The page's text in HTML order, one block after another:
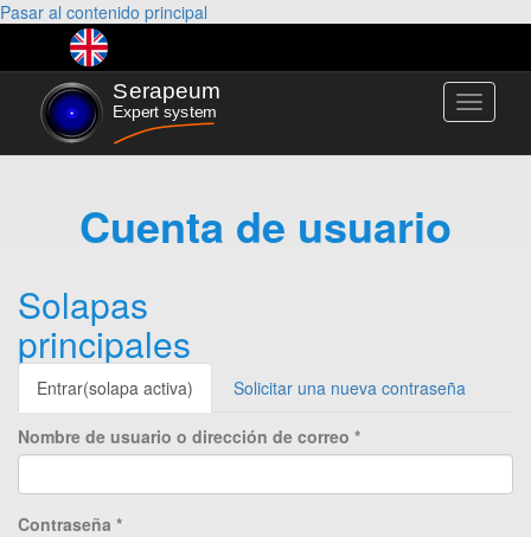
Pasar al contenido principal
Toggle
Cuenta de usuario
Solapas
principales
Entrar(solapa activa) Solicitar una nueva contraseña
Nombre de usuario o dirección de correo *
Contraseña *